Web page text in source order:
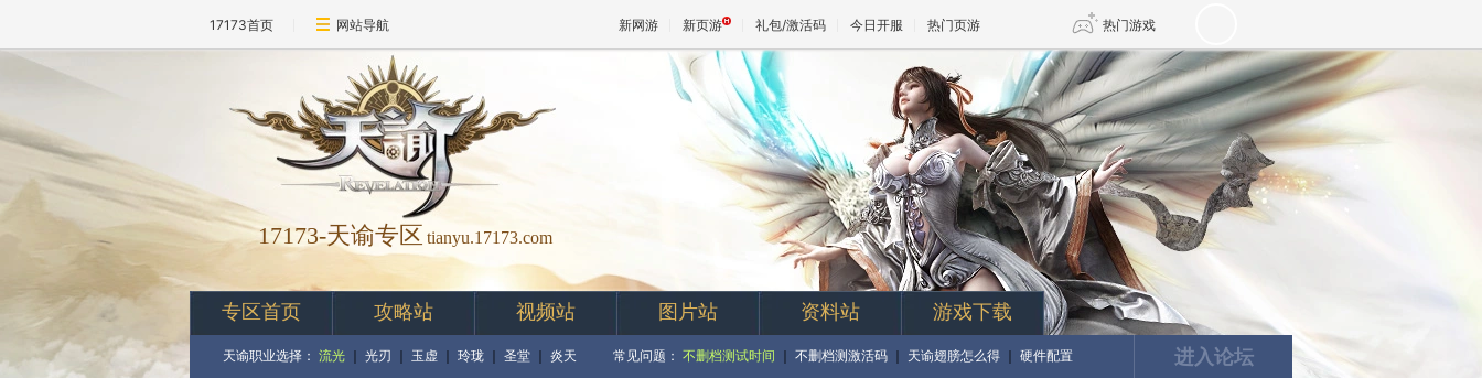
17173首页 网站导航 新网游 新页游 礼包/激活码 今日开服 热门页游 热门游戏
魔兽 DNF 传奇4
天堂 剑网3旗舰版 新天龙八部
王权与自由 诛仙世界 新仙侠5
17173-天谕专区 tianyu.17173.com
专区首页 攻略站 视频站 图片站 资料站 游戏下载
天谕职业选择： 流光 光刃 玉虚 玲珑 圣堂 炎天 常见问题： 不删档测试时间 不删档测激活码 天谕翅膀怎么得 硬件配置 进入论坛